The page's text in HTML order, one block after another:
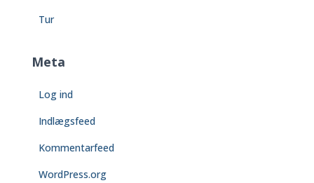
Tur
Meta
Log ind
Indlægsfeed
Kommentarfeed
WordPress.org